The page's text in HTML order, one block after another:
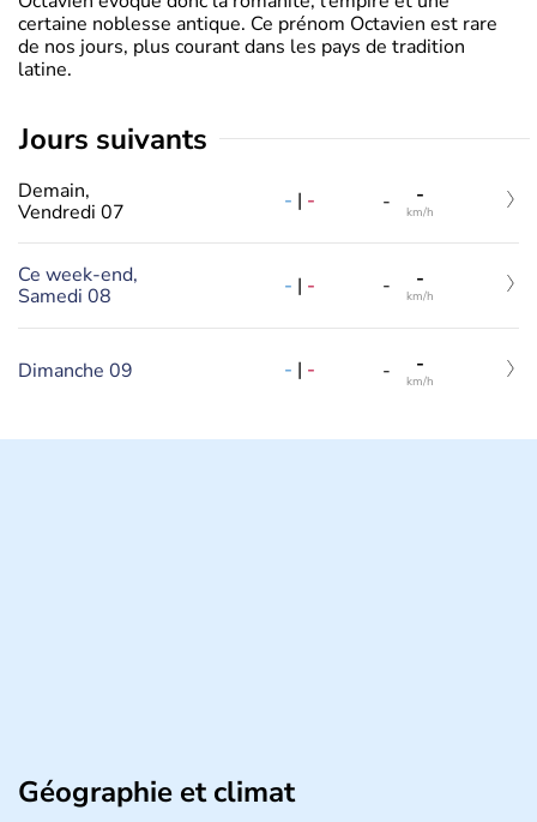
certaine noblesse antique. Ce prénom Octavien est rare
de nos jours, plus courant dans les pays de tradition
latine.
jours suivants
Demain,
Vendredi 07
- | - - -
km/h
Ce week-end,
Samedi 08
- | - - -
km/h
Dimanche 09 - | - - -
km/h
Géographie et climat